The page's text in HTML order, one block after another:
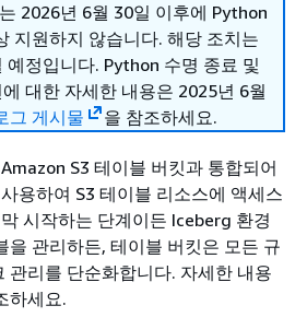
2026년 6월 30일 이후에 Python
지원하지 않습니다. 해당 조치는
예정입니다. Python 수명 종료 및
대한 자세한 내용은 2025년 6월
그 게시물 을 참조하세요.
S3 테이블 버킷과 통합되어
용하여 S3 테이블 리소스에 액세스
시작하는 단계이든 Iceberg 환경
을 관리하든, 테이블 버킷은 모든 규
관리를 단순화합니다. 자세한 내용
하세요.